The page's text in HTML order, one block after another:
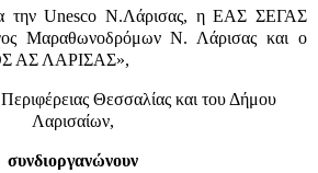
την Unesco N.Λάρισας, η ΕΑΣ ΣΕΓΑΣ
Μαραθωνοδρόμων Ν. Λάρισας και ο
ΑΣ ΛΑΡΙΣΑΣ»,
Θεσσαλίας και του Δήμου
Λαρισαίων,
συνδιοργανώνουν